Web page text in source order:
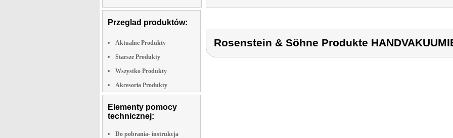
Przeglad produktów:
Aktualne Produkty
Starsze Produkty
Wszystko Produkty
Akcesoria Produkty
Elementy pomocy
technicznej:
Do pobrania- instrukcja
Rosenstein & Söhne Produkte